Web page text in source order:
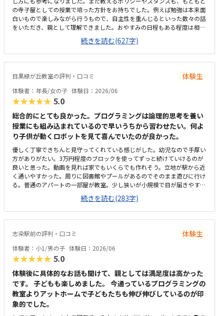
の寺子屋としての授業で培った方針をお持ちでした。例えば勉強は本来面
白いもので楽しみながら行うもので、自主性を重んじるといった数々の話
をいただき、親として理解できました。おやすみの日程もある程度は相談
に応じていただける話もあり、良さそうでした。教材は幼児〜小学生低・
中・高に合わせて、絵中心〜文字多めとテキストが異なっており、年齢に
合わせ理解し易くなってます。ブロックのキットは同じものを使い回すの
で、都度壊すのでうちで散らかることないので、良い点だと思います。先
ます。教室は建物の階段上がり3階にありますが、2階〜3階は手すりが無
いので、幼児や小学生低学年にとっては慣れるまで時間が掛かりそう、親
が後ろから気をつけてサポートしてあげることになりそうと思います。教
室は恐らく8,9畳より広めの部屋で入りやすいと思います。机はこどもの
高さに合ってます。他の教室は詳しくはわかりませんが、料金設定は月二
回で平均的な心象です。兄弟で同時入会なら、キット代は半額となり割安
感はあります。教材が年齢に応じている点、先生がこどもたちにフレンド
リーでありつつも挨拶や教え方のポリシーに根拠あり明確な点です。帰り
にこどもたちに聞いたら、楽しかったやってみたいと言ってました。
続きを読む(627字)
目黒緑が丘教室の評判・口コミ 体験生
体験者：年長/女の子 体験日：2026/06
★★★★★ 5.0
総合的にとても良かった。プログラミングは論理的思考を養い
授業にも組み込まれているので早いうちから習わせたい。何よ
り子供が動くロボットを見て喜んでいたのが良かった。
優しく丁寧できちんと見守ってくれている感じがした。幼児なので手厚い
方がありがたい。3万円程度のブロックを使ってずっと続けていけるのが
良いと思った。動画を見れば家でもいくらでも作れそう。立地が駅から近
く通いやすかった。周りに図書館やプールがあるのでそのまま遊びに行け
る。普通のアパートの一部屋が教室。少し狭いが小規模で目が届きやすく
良いと思った。内装は綺麗。一月に2回で1万円なので少し高く感じる。振
替も別教室に行かなければならずそこだけ少し面倒。レベルに合わせたカ
リキュラムが良かった。ブロック教材をずっと使い続けられるのもいい。
大会もあり刺激になりそうで良かった。
続きを読む(283字)
志染駅前の評判・口コミ 体験生
体験者：小1/男の子 体験日：2026/06
★★★★★ 5.0
体験後に具体的なお話も聞けて、親としては満足度は高かった
です。 子どもも楽しめました。 今通っているプログラミングの
教室よりアットホームで子どもたちも伸び伸びしているのが印
象的でした。